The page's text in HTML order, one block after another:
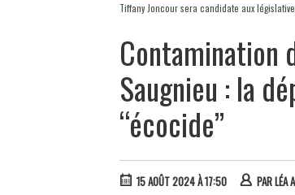
Tiffany Joncour sera candidate aux
Contamination
Saugnieu : la
“écocide”
15 AOÛT 2024 À 17:50 PARLÉA